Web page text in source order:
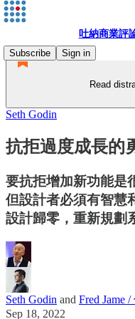
吐納商業評
Subscribe
Sign in
Read
Seth Godin
抗拒過度成長的
要抗拒增加新功能是
但設計者必須有智慧
設計歸零，重新規劃
Seth Godin and Fred Jame
Sep 18, 2022